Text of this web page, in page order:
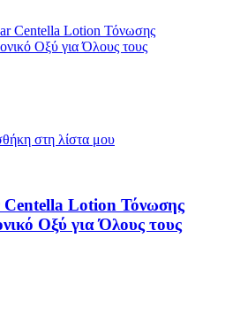
στη λίστα μου
Lotion Τόνωσης
Οξύ για Όλους τους